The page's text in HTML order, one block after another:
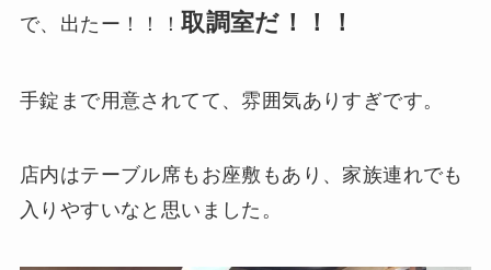
で、出たー！！！取調室だ！！！
手錠まで用意されてて、雰囲気ありすぎです。
店内はテーブル席もお座敷もあり、家族連れでも
入りやすいなと思いました。